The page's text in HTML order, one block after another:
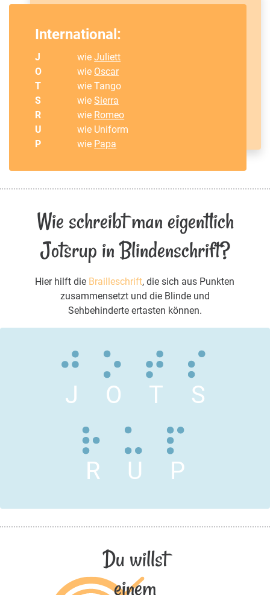
International:
J wieJuliett
O
wie Oscar
T
wie Tango
S
wieSierra
R
wie Romeo
U
wie Uniform
P
wie Papa
Wie schreibt man eigentlich
Jotsrup in Blindenschrift?
Hier hilft die Brailleschrift, die sich aus Punkten
zusammensetzt und die Blinde und
Sehbehinderte ertasten können.
J O T S
R U P
Du willst
einem